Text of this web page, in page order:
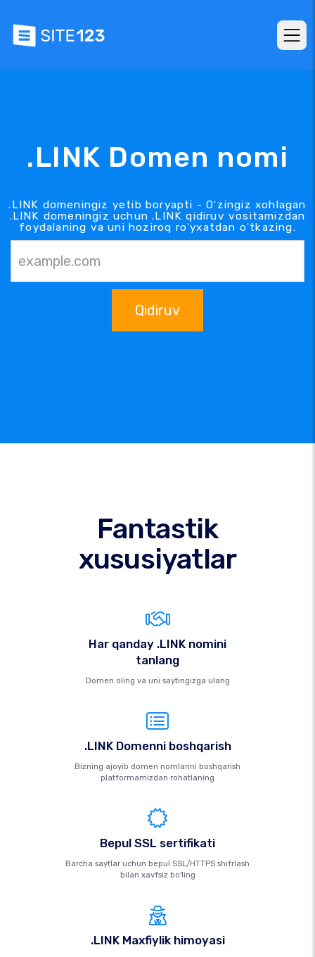
.LINK Domen nomi
.LINK domeningiz yetib boryapti - Oʻzingiz xohlagan
.LINK domeningiz uchun .LINK qidiruv vositamizdan
foydalaning va uni hoziroq roʻyxatdan oʻtkazing.
Qidiruv
Fantastik
xususiyatlar
Har qanday .LINK nomini
tanlang
Domen oling va uni saytingizga ulang
.LINK Domenni boshqarish
Bizning ajoyib domen nomlarini boshqarish
platformamizdan rohatlaning
Bepul SSL sertifikati
Barcha saytlar uchun bepul SSL/HTTPS shifrlash
bilan xavfsiz bo'ling
.LINK Maxfiylik himoyasi